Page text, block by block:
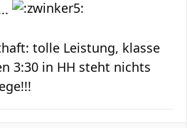
tolle Leistung, klasse
3:30 in HH steht nichts